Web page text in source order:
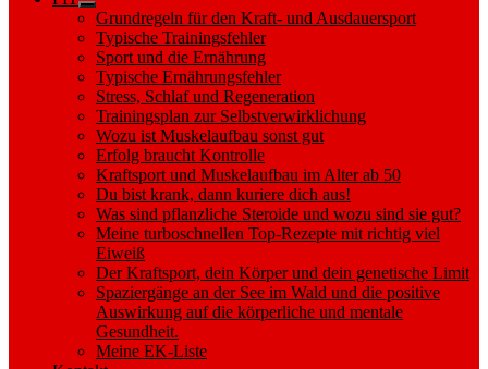
Show
sub
menu
Grundregeln für den Kraft- und Ausdauersport
Typische Trainingsfehler
Sport und die Ernährung
Typische Ernährungsfehler
Stress, Schlaf und Regeneration
Trainingsplan zur Selbstverwirklichung
Wozu ist Muskelaufbau sonst gut
Erfolg braucht Kontrolle
Kraftsport und Muskelaufbau im Alter ab 50
Du bist krank, dann kuriere dich aus!
Was sind pflanzliche Steroide und wozu sind sie gut?
Meine turboschnellen Top-Rezepte mit richtig viel
Eiweiß
Der Kraftsport, dein Körper und dein genetische Limit
Spaziergänge an der See im Wald und die positive
Auswirkung auf die körperliche und mentale
Gesundheit.
Meine EK-Liste